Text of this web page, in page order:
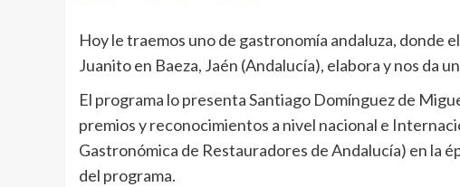
Hoy le traemos uno de gastronomía andaluza, donde
Juanito en Baeza, Jaén (Andalucía), elabora y nos da
El programa lo presenta Santiago Domínguez de
premios y reconocimientos a nivel nacional e
Gastronómica de Restauradores de Andalucía) en la
del programa.